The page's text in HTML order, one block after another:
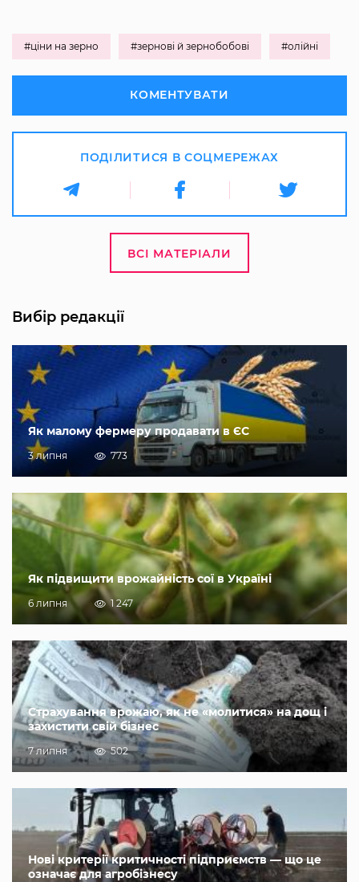
#ціни на зерно #зернові й зернобобові #олійні
КОМЕНТУВАТИ
ПОДІЛИТИСЯ В СОЦМЕРЕЖАХ
ВСІ МАТЕРІАЛИ
Вибір редакції
Як малому фермеру продавати в ЄС
3 липня 773
Як підвищити врожайність сої в Україні
6 липня 1 247
Страхування врожаю, як не «молитися» на дощ і
захистити свій бізнес
7 липня 502
Нові критерії критичності підприємств — що це
означає для агробізнесу